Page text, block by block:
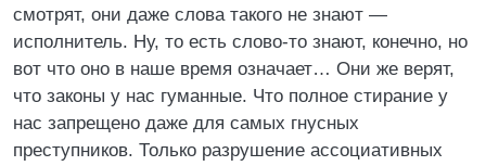
смотрят, они даже слова такого не знают —
исполнитель. Ну, то есть слово-то знают, конечно, но
вот что оно в наше время означает… Они же верят,
что законы у нас гуманные. Что полное стирание у
нас запрещено даже для самых гнусных
преступников. Только разрушение ассоциативных